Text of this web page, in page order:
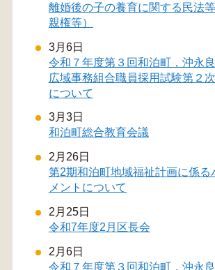
離婚後の子の養育に関する民法
親権等）
3月6日
令和７年度第３回和泊町，沖永
広域事務組合職員採用試験第２
について
3月3日
和泊町総合教育会議
2月26日
第2期和泊町地域福祉計画に係る
メントについて
2月25日
令和7年度2月区長会
2月6日
令和７年度第３回和泊町，沖永